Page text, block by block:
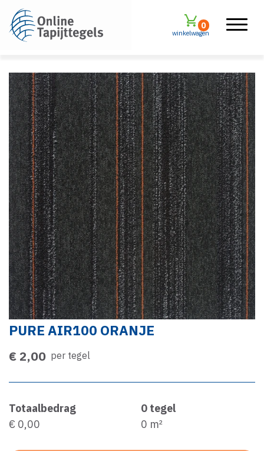
winkelwagen
0
PURE AIR100 ORANJE
€ 2,00 per tegel
Totaalbedrag
€ 0,00
0 tegel
0 m²